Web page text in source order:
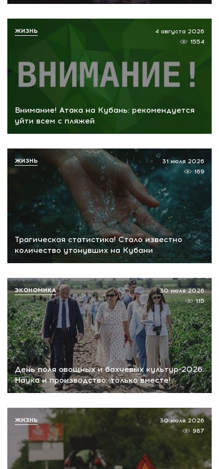
Внимание! Атака на Кубань: рекомендуется
уйти всем с пляжей
4 августа 2026
1554
ЖИЗНЬ
Трагическая статистика! Стало известно
количество утонувших на Кубани
31 июля 2026
169
ЖИЗНЬ
День поля овощных и бахчевых культур-2026.
Наука и производство: только вместе!
30 июля 2026
115
ЭКОНОМИКА
30 июля 2026
987
ЖИЗНЬ